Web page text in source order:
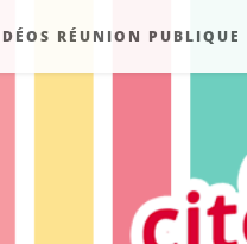
RÉUNION PUBLIQUE